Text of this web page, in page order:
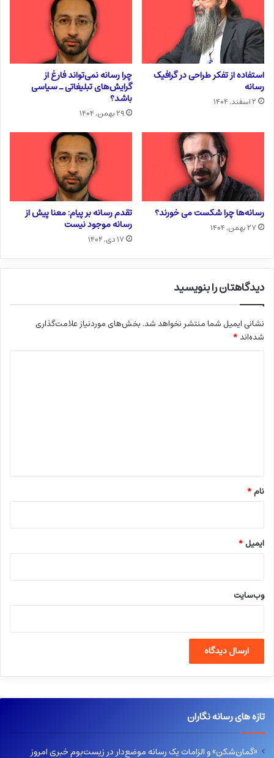
استفاده از تفکر طراحی در گرافیک
رسانه
۲ اسفند, ۱۴۰۴
چرا رسانه نمی‌تواند فارغ از
گرایش‌های تبلیغاتی ـ سیاسی
باشد؟
۲۹ بهمن, ۱۴۰۴
رسانه‌ها چرا شکست می خورند؟
۲۷ بهمن, ۱۴۰۴
تقدم رسانه بر پیام: معنا پیش از
رسانه موجود نیست
۱۷ دی, ۱۴۰۴
دیدگاهتان را بنویسید
نشانی ایمیل شما منتشر نخواهد شد. بخش‌های موردنیاز علامت‌گذاری
شده‌اند*
نام*
ایمیل*
وب‌سایت
تازه های رسانه نگاران
«گمان‌شکن» و الزامات یک رسانه موضع‌دار در زیست‌بوم خبری امروز